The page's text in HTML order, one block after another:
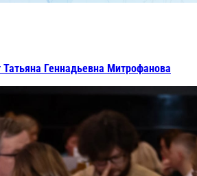
Геннадьевна Митрофанова